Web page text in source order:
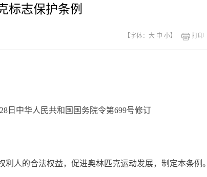
标志保护条例
【字体： 大 中 小】 打印
日中华人民共和国国务院令第699号修订
人的合法权益，促进奥林匹克运动发展，制定本条例。